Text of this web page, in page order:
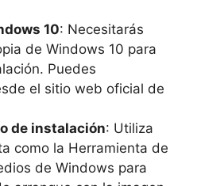
10: Necesitarás
de Windows 10 para
Puedes
el sitio web oficial de
de instalación: Utiliza
como la Herramienta de
de Windows para